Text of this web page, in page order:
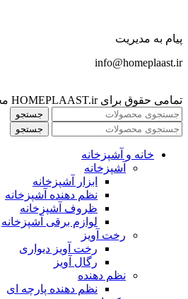
پیام به مدیریت
info@homeplaast.ir
تمامی حقوق برای HOMEPLAAST.ir محفوظ است.
جستجو
جستجو
خانه و آشپزخانه
آشپزخانه
ابزار آشپزخانه
نظم دهنده آشپزخانه
ظروف آشپزخانه
لوازم برقی آشپزخانه
رخت آویز
رخت آویز دیواری
رگال آویز
نظم دهنده
نظم دهنده پارچه ای